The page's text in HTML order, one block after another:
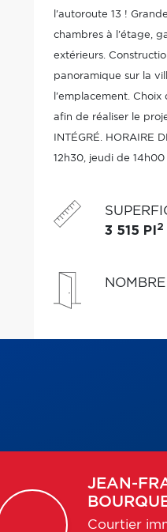
l'autoroute 13 !
chambres à l'étage,
extérieurs.
panoramique sur la
l'emplacement.
afin de réaliser le
INTÉGRÉ. HORAIRE
12h30, jeudi de
3 515 PI 2
JEAN-
Courtier